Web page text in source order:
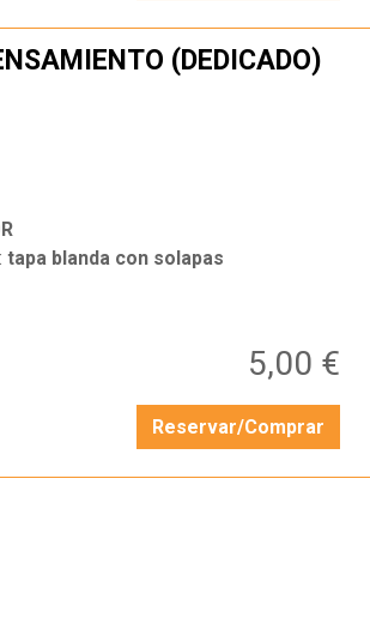
(DEDICADO)
tapa blanda con solapas
5,00 €
Reservar/Comprar